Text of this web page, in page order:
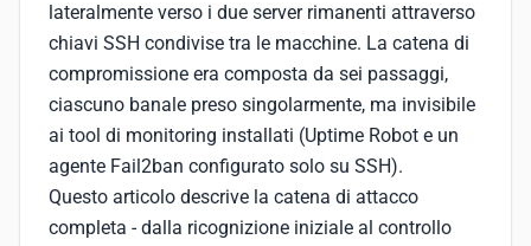
lateralmente verso i due server rimanenti attraverso
chiavi SSH condivise tra le macchine. La catena di
compromissione era composta da sei passaggi,
ciascuno banale preso singolarmente, ma invisibile
ai tool di monitoring installati (Uptime Robot e un
agente Fail2ban configurato solo su SSH).
Questo articolo descrive la catena di attacco
completa - dalla ricognizione iniziale al controllo